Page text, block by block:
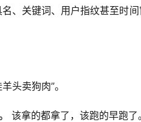
名、关键词、用户指纹甚至时
头卖狗肉”。
该拿的都拿了，该跑的早跑了。